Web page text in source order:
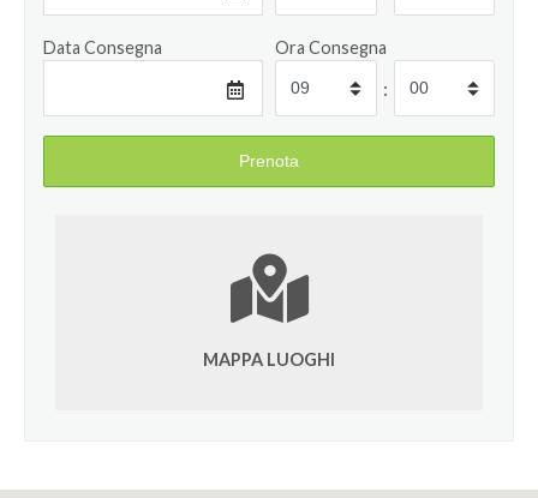
Data Consegna Ora Consegna
:
MAPPA LUOGHI